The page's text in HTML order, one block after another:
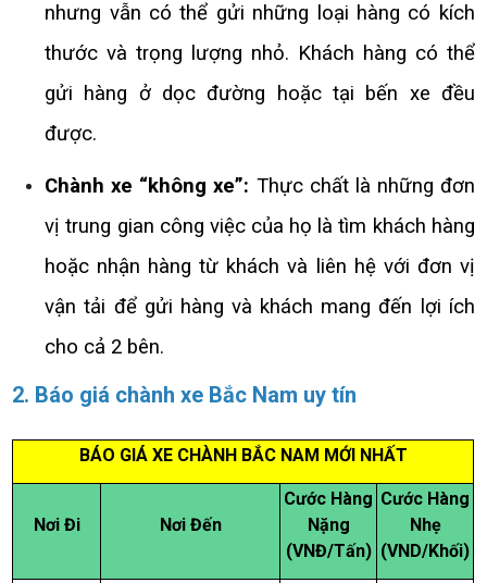
nhưng vẫn có thể gửi những loại hàng có kích
thước và trọng lượng nhỏ. Khách hàng có thể
gửi hàng ở dọc đường hoặc tại bến xe đều
được.
Chành xe “không xe”: Thực chất là những đơn
vị trung gian công việc của họ là tìm khách hàng
hoặc nhận hàng từ khách và liên hệ với đơn vị
vận tải để gửi hàng và khách mang đến lợi ích
cho cả 2 bên.
2. Báo giá chành xe Bắc Nam uy tín
BÁO GIÁ XE CHÀNH BẮC NAM MỚI NHẤT
Nơi Đi Nơi Đến
Cước Hàng
Nặng
(VNĐ/Tấn)
Cước Hàng
Nhẹ
(VND/Khối)